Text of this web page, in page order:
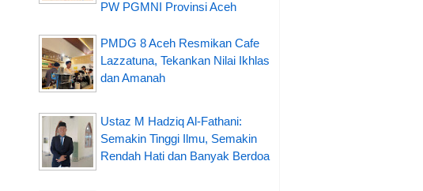
PW PGMNI Provinsi Aceh
PMDG 8 Aceh Resmikan Cafe
Lazzatuna, Tekankan Nilai Ikhlas
dan Amanah
Ustaz M Hadziq Al-Fathani:
Semakin Tinggi Ilmu, Semakin
Rendah Hati dan Banyak Berdoa